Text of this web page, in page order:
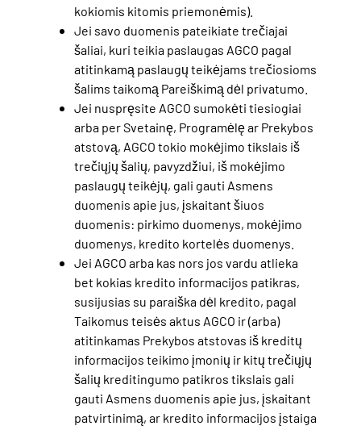
kokiomis kitomis priemonėmis).
Jei savo duomenis pateikiate trečiajai
šaliai, kuri teikia paslaugas AGCO pagal
atitinkamą paslaugų teikėjams trečiosioms
šalims taikomą Pareiškimą dėl privatumo.
Jei nuspręsite AGCO sumokėti tiesiogiai
arba per Svetainę, Programėlę ar Prekybos
atstovą, AGCO tokio mokėjimo tikslais iš
trečiųjų šalių, pavyzdžiui, iš mokėjimo
paslaugų teikėjų, gali gauti Asmens
duomenis apie jus, įskaitant šiuos
duomenis: pirkimo duomenys, mokėjimo
duomenys, kredito kortelės duomenys.
Jei AGCO arba kas nors jos vardu atlieka
bet kokias kredito informacijos patikras,
susijusias su paraiška dėl kredito, pagal
Taikomus teisės aktus AGCO ir (arba)
atitinkamas Prekybos atstovas iš kreditų
informacijos teikimo įmonių ir kitų trečiųjų
šalių kreditingumo patikros tikslais gali
gauti Asmens duomenis apie jus, įskaitant
patvirtinimą, ar kredito informacijos įstaiga